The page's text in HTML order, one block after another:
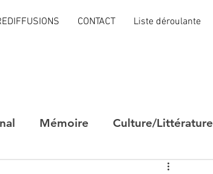
CONTACT Liste déroulante
Mémoire Culture/Littérature